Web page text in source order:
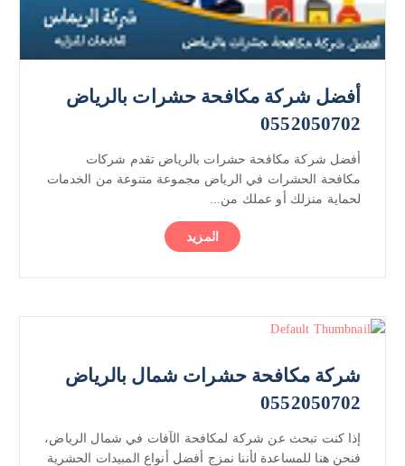
أفضل شركة مكافحة حشرات بالرياض
0552050702
أفضل شركة مكافحة حشرات بالرياض تقدم شركات
مكافحة الحشرات في الرياض مجموعة متنوعة من الخدمات
لحماية منزلك أو عملك من...
المزيد
شركة مكافحة حشرات شمال بالرياض
0552050702
إذا كنت تبحث عن شركة لمكافحة الآفات في شمال الرياض،
فنحن هنا للمساعدة لأننا نمزج أفضل أنواع المبيدات الحشرية